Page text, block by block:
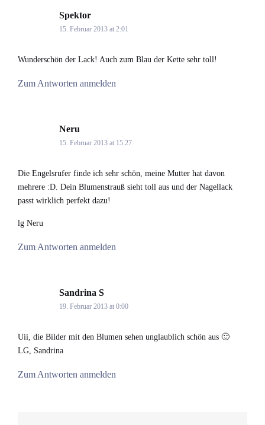
Spektor
15. Februar 2013 at 2:01
Wunderschön der Lack! Auch zum Blau der Kette sehr toll!
Zum Antworten anmelden
Neru
15. Februar 2013 at 15:27
Die Engelsrufer finde ich sehr schön, meine Mutter hat davon
mehrere :D. Dein Blumenstrauß sieht toll aus und der Nagellack
passt wirklich perfekt dazu!
lg Neru
Zum Antworten anmelden
Sandrina S
19. Februar 2013 at 0:00
Uii, die Bilder mit den Blumen sehen unglaublich schön aus 🙂
LG, Sandrina
Zum Antworten anmelden